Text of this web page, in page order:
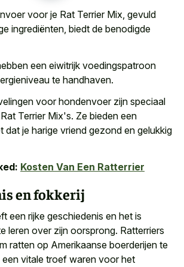
voor je Rat Terrier Mix, gevuld
ingrediënten, biedt de benodigde
een eiwitrijk voedingspatroon
te handhaven.
voor hondenvoer zijn speciaal
Terrier Mix's. Ze bieden een
dat je harige vriend gezond en gelukkig
Kosten Van Een Ratterrier
en fokkerij
een rijke geschiedenis en het is
leren over zijn oorsprong. Ratterriers
ratten op Amerikaanse boerderijen te
vitale troef waren voor het